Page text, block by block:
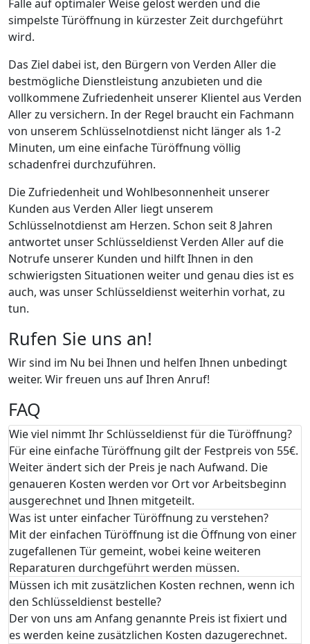
Fälle auf optimaler Weise gelöst werden und die
simpelste Türöffnung in kürzester Zeit durchgeführt
wird.
Das Ziel dabei ist, den Bürgern von Verden Aller die
bestmögliche Dienstleistung anzubieten und die
vollkommene Zufriedenheit unserer Klientel aus Verden
Aller zu versichern. In der Regel braucht ein Fachmann
von unserem Schlüsselnotdienst nicht länger als 1-2
Minuten, um eine einfache Türöffnung völlig
schadenfrei durchzuführen.
Die Zufriedenheit und Wohlbesonnenheit unserer
Kunden aus Verden Aller liegt unserem
Schlüsselnotdienst am Herzen. Schon seit 8 Jahren
antwortet unser Schlüsseldienst Verden Aller auf die
Notrufe unserer Kunden und hilft Ihnen in den
schwierigsten Situationen weiter und genau dies ist es
auch, was unser Schlüsseldienst weiterhin vorhat, zu
tun.
Rufen Sie uns an!
Wir sind im Nu bei Ihnen und helfen Ihnen unbedingt
weiter. Wir freuen uns auf Ihren Anruf!
FAQ
Wie viel nimmt Ihr Schlüsseldienst für die Türöffnung?
Für eine einfache Türöffnung gilt der Festpreis von 55€.
Weiter ändert sich der Preis je nach Aufwand. Die
genaueren Kosten werden vor Ort vor Arbeitsbeginn
ausgerechnet und Ihnen mitgeteilt.
Was ist unter einfacher Türöffnung zu verstehen?
Mit der einfachen Türöffnung ist die Öffnung von einer
zugefallenen Tür gemeint, wobei keine weiteren
Reparaturen durchgeführt werden müssen.
Müssen ich mit zusätzlichen Kosten rechnen, wenn ich
den Schlüsseldienst bestelle?
Der von uns am Anfang genannte Preis ist fixiert und
es werden keine zusätzlichen Kosten dazugerechnet.